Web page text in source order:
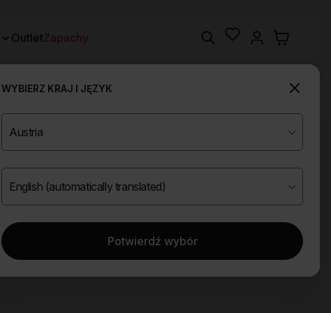
WYBIERZ KRAJ I JĘZYK
Potwierdź wybór
OutletZapachy SearchWishlist